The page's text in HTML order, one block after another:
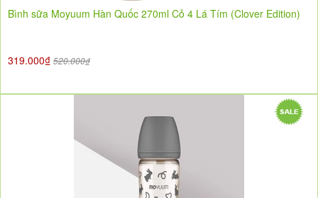
Bình sữa Moyuum Hàn Quốc 270ml Cỏ 4 Lá Tím (Clover Edition)
319.000₫ 520.000₫